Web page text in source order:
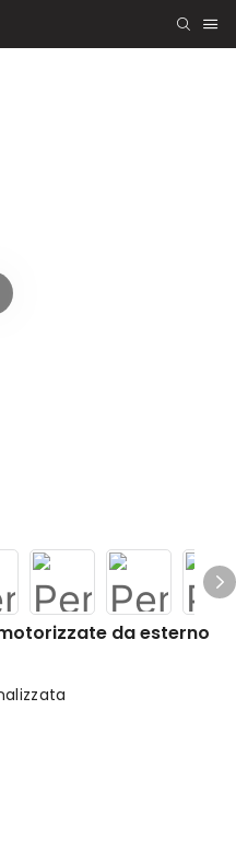
da esterno